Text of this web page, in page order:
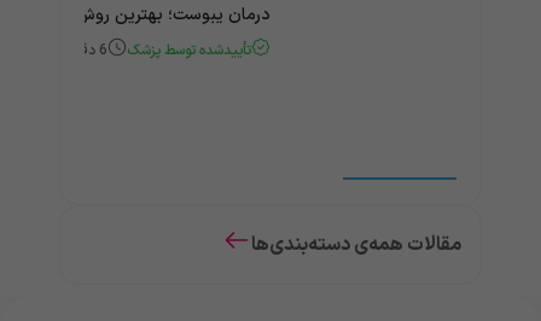
درمان یبوست؛ بهترین روش‌های
تأییدشده توسط پزشک 6 دقیقه
مقالات همه‌ی دسته‌بندی‌ها